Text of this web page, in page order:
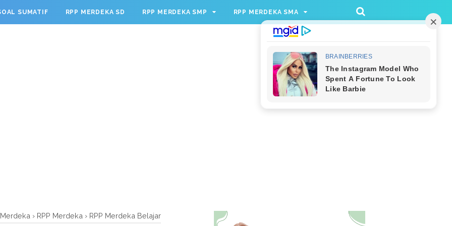
{ googletag.defineSlot('/23209888932/rppmer', [336, 280], 'div-gpt-ad-1733174991559-
googletag.enableServices(); });
SUMATIF RPP MERDEKA SD RPP MERDEKA SMP RPP MERDEKA SMA
› RPP Merdeka › RPP Merdeka Belajar